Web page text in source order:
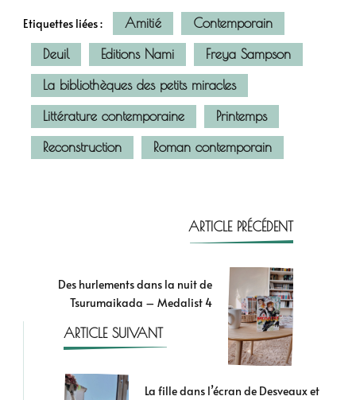
Etiquettes liées : Amitié
Contemporain
Deuil
Editions Nami
Freya Sampson
La bibliothèques des petits miracles
Littérature contemporaine
Printemps
Reconstruction
Roman contemporain
ARTICLE PRÉCÉDENT
Des hurlements dans la nuit de
Tsurumaikada – Medalist 4
ARTICLE SUIVANT
La fille dans l’écran de Desveaux et